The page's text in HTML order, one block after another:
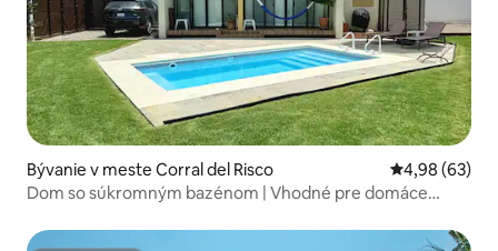
Bývanie v meste Corral del Risco Priemerné
4,98 (63)
Dom so súkromným bazénom | Vhodné pre domáce